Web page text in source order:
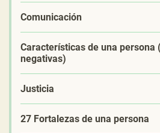
Comunicación
Características de una persona
negativas)
Justicia
27 Fortalezas de una persona